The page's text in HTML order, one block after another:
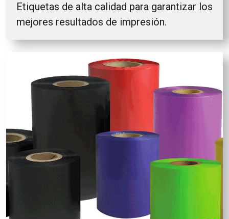
Etiquetas de alta calidad para garantizar los
mejores resultados de impresión.